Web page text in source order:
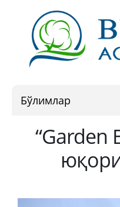
Бўлимлар
“Garden